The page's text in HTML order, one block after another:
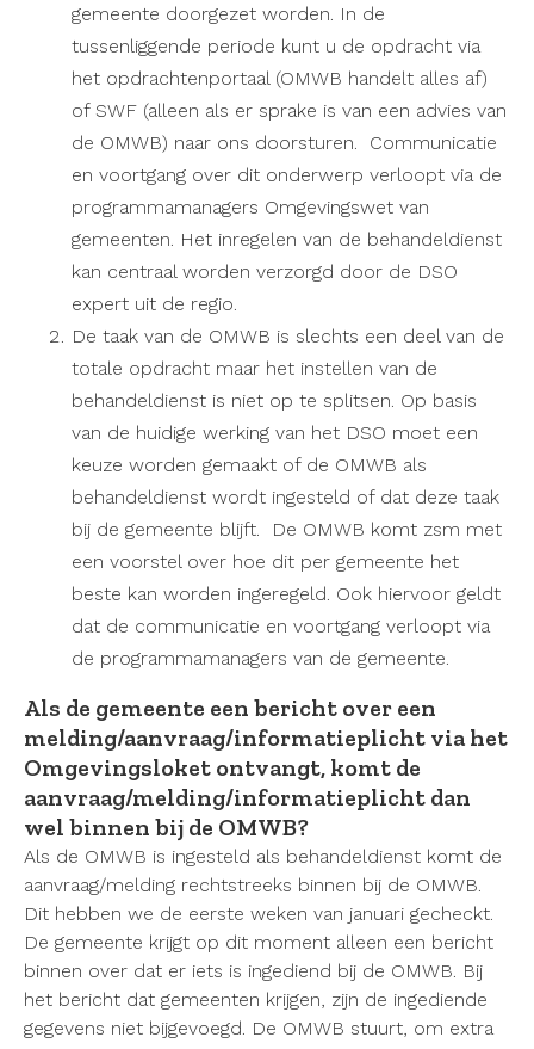
gemeente doorgezet worden. In de
tussenliggende periode kunt u de opdracht via
het opdrachtenportaal (OMWB handelt alles af)
of SWF (alleen als er sprake is van een advies van
de OMWB) naar ons doorsturen. Communicatie
en voortgang over dit onderwerp verloopt via de
programmamanagers Omgevingswet van
gemeenten. Het inregelen van de behandeldienst
kan centraal worden verzorgd door de DSO
expert uit de regio.
De taak van de OMWB is slechts een deel van de
totale opdracht maar het instellen van de
behandeldienst is niet op te splitsen. Op basis
van de huidige werking van het DSO moet een
keuze worden gemaakt of de OMWB als
behandeldienst wordt ingesteld of dat deze taak
bij de gemeente blijft. De OMWB komt zsm met
een voorstel over hoe dit per gemeente het
beste kan worden ingeregeld. Ook hiervoor geldt
dat de communicatie en voortgang verloopt via
de programmamanagers van de gemeente.
Als de gemeente een bericht over een
melding/aanvraag/informatieplicht via het
Omgevingsloket ontvangt, komt de
aanvraag/melding/informatieplicht dan
wel binnen bij de OMWB?
Als de OMWB is ingesteld als behandeldienst komt de
aanvraag/melding rechtstreeks binnen bij de OMWB.
Dit hebben we de eerste weken van januari gecheckt.
De gemeente krijgt op dit moment alleen een bericht
binnen over dat er iets is ingediend bij de OMWB. Bij
het bericht dat gemeenten krijgen, zijn de ingediende
gegevens niet bijgevoegd. De OMWB stuurt, om extra